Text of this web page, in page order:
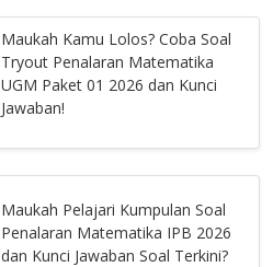
Maukah Kamu Lolos? Coba Soal
Tryout Penalaran Matematika
UGM Paket 01 2026 dan Kunci
Jawaban!
Maukah Pelajari Kumpulan Soal
Penalaran Matematika IPB 2026
dan Kunci Jawaban Soal Terkini?